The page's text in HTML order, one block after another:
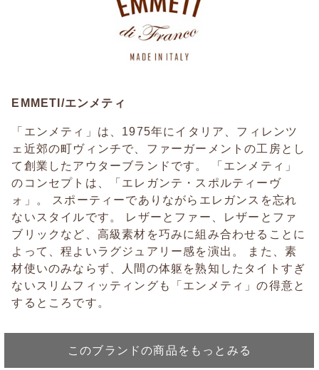
EMMETI/エンメティ
「エンメティ」は、1975年にイタリア、フィレンツ
ェ近郊の町ヴィンチで、ファーガーメントの工房とし
て創業したアウターブランドです。 「エンメティ」
のコンセプトは、「エレガンテ・スポルティーヴ
ォ」。 スポーティーでありながらエレガンスを忘れ
ないスタイルです。 レザーとファー、レザーとファ
ブリックなど、高級素材を巧みに組み合わせることに
よって、程よいラグジュアリー感を演出。 また、素
材使いのみならず、人間の体躯を熟知したタイトすぎ
ないスリムフィッティングも「エンメティ」の得意と
するところです。
このブランドの商品をもっとみる